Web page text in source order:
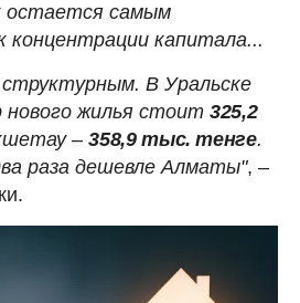
остается самым
концентрации капитала...
В Уральске
жилья стоит 325,2
–358,9 тыс. тенге.
раза дешевле Алматы", –